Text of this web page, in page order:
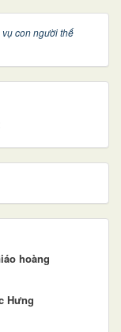
vụ con người thế
hoàng
Hưng